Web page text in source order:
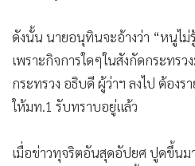
ดังนั้น นายอนุทินจะอ้างว่า “หนูไม่
เพราะกิจการใดๆในสังกัดกระทรว
กระทรวง อธิบดี ผู้ว่าฯ ลงไป ต้อง
ให้มท.1 รับทราบอยู่เเล้ว
เมื่อข่าวทุจริตอันสุดอัปยศ ปูดขึ้น